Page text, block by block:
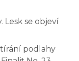
Lesk se objeví
podlahy